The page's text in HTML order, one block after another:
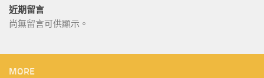
近期留言
尚無留言可供顯示。
MORE